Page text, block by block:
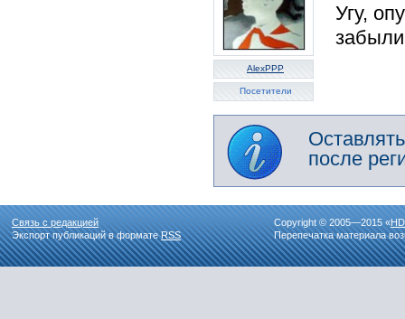
AlexPPP
Посетители
Угу,
забыли
после
Связь с редакцией
Экспорт публикаций в форматеRSS
Copyright © 2005—2015 «
Перепечатка материала